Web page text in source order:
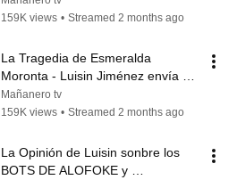
Jimenez
159K views • Streamed 2 months ago
La Tragedia de Esmeralda
Moronta - Luisin Jiménez envía
mensaje a Tania Baéz
Mañanero tv
159K views • Streamed 2 months ago
La Opinión de Luisin sonbre los
BOTS DE ALOFOKE y